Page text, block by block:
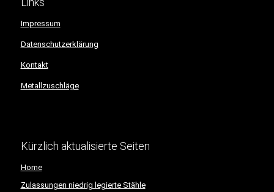
Impressum
Datenschutzerklärung
Kontakt
Metallzuschläge
Kürzlich aktualisierte Seiten
Home
Zulassungen niedrig legierte Stähle